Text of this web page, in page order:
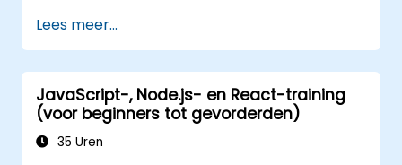
doorgronden.
REST API's ontwikkelen met behulp van
FastAPI.
Interactieve gebruikersinterfaces
ontwerpen met React.
Applicaties (front end en back end)
Lees meer...
JavaScript-, Node.js- en React-training
(voor beginners tot gevorderden)
35 Uren